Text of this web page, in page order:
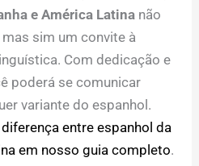
e América Latina não
sim um convite à
Com dedicação e
poderá se comunicar
variante do espanhol.
entre espanhol da
em nosso guia completo.